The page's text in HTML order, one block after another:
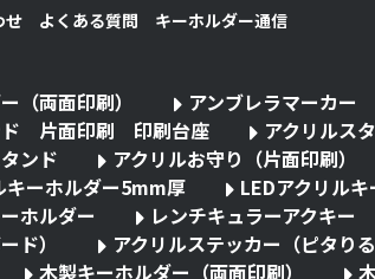
せ よくある質問 キーホルダー通信
（両面印刷）
アンブレラマーカー
ド 片面印刷 印刷台座
アクリル
ンド
アクリルお守り（片面印刷）
キーホルダー5mm厚
LEDアクリル
ホルダー
レンチキュラーアクキー
ド）
アクリルステッカー（ピタり
木製キーホルダー（両面印刷）